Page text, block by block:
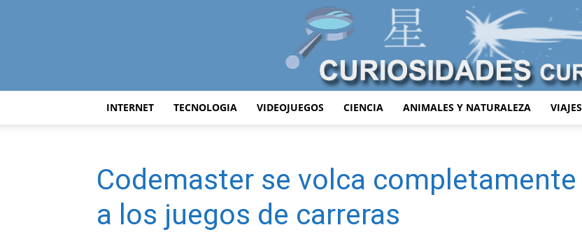
INTERNET TECNOLOGIA VIDEOJUEGOS CIENCIA ANIMALES Y NATURALEZA VIAJES
Codemaster se volca completamente
a los juegos de carreras